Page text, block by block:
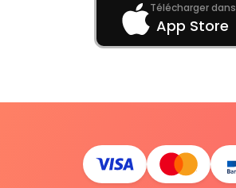
Télécharger dans
App Store